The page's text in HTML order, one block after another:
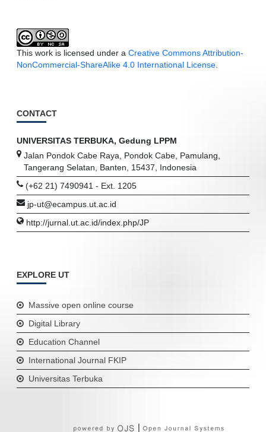
This work is licensed under a Creative Commons Attribution-
NonCommercial-ShareAlike 4.0 International License
CONTACT
UNIVERSITAS TERBUKA, Gedung LPPM
Jalan Pondok Cabe Raya, Pondok Cabe, Pamulang,
Tangerang Selatan, Banten, 15437, Indonesia
(+62 21) 7490941 - Ext. 1205
jp-ut@ecampus.ut.ac.id
http://jurnal.ut.ac.id/index.php/JP
EXPLORE UT
Massive open online course
Digital Library
Education Channel
International Journal FKIP
Universitas Terbuka